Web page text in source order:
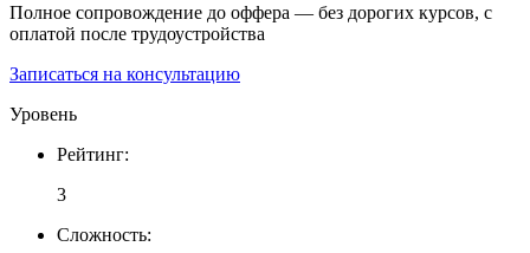
Полное сопровождение до оффера — без дорогих курсов, с
оплатой после трудоустройства
Записаться на консультацию
Уровень
Рейтинг:
3
Сложность: